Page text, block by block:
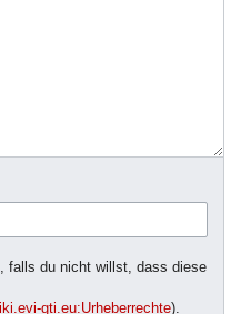
falls du nicht willst, dass diese
gti.eu:Urheberrechte).